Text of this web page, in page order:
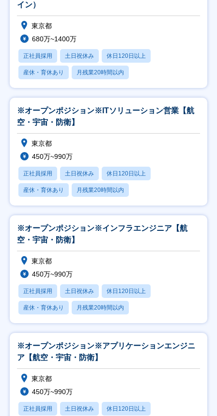
イン）
東京都
680万~1400万
正社員採用 土日祝休み 休日120日以上
産休・育休あり 月残業20時間以内
※オープンポジション※ITソリューション営業【航
空・宇宙・防衛】
東京都
450万~990万
正社員採用 土日祝休み 休日120日以上
産休・育休あり 月残業20時間以内
※オープンポジション※インフラエンジニア【航
空・宇宙・防衛】
東京都
450万~990万
正社員採用 土日祝休み 休日120日以上
産休・育休あり 月残業20時間以内
※オープンポジション※アプリケーションエンジニ
ア【航空・宇宙・防衛】
東京都
450万~990万
正社員採用 土日祝休み 休日120日以上